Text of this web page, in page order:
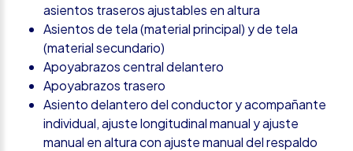
asientos traseros ajustables en altura
Asientos de tela (material principal) y de tela
(material secundario)
Apoyabrazos central delantero
Apoyabrazos trasero
Asiento delantero del conductor y acompañante
individual, ajuste longitudinal manual y ajuste
manual en altura con ajuste manual del respaldo